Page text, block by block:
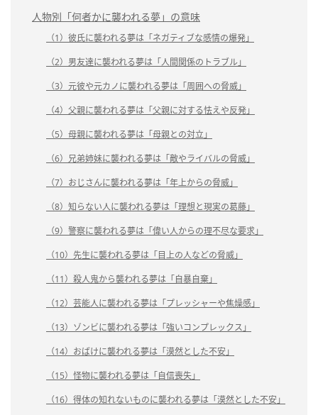
人物別「何者かに襲われる夢」の意味
（1）彼氏に襲われる夢は「ネガティブな感情の爆発」
（2）男友達に襲われる夢は「人間関係のトラブル」
（3）元彼や元カノに襲われる夢は「周囲への脅威」
（4）父親に襲われる夢は「父親に対する怯えや反発」
（5）母親に襲われる夢は「母親との対立」
（6）兄弟姉妹に襲われる夢は「敵やライバルの脅威」
（7）おじさんに襲われる夢は「年上からの脅威」
（8）知らない人に襲われる夢は「理想と現実の葛藤」
（9）警察に襲われる夢は「偉い人からの理不尽な要求」
（10）先生に襲われる夢は「目上の人などの脅威」
（11）殺人鬼から襲われる夢は「自暴自棄」
（12）芸能人に襲われる夢は「プレッシャーや焦燥感」
（13）ゾンビに襲われる夢は「強いコンプレックス」
（14）おばけに襲われる夢は「漠然とした不安」
（15）怪物に襲われる夢は「自信喪失」
（16）得体の知れないものに襲われる夢は「漠然とした不安」